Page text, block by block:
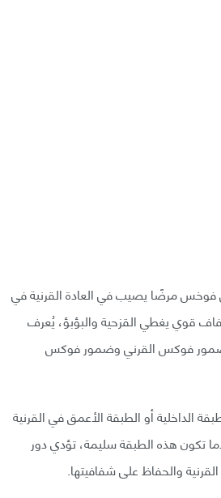
مرضًا يصيب في العادة القرنية في
قوي يغطي القزحية والبؤبؤ، يُعرف
فوكس القرني وضمور فوكس
الداخلية أو الطبقة الأعمق في القرنية
تكون هذه الطبقة سليمة، تؤدي دور
والحفاظ على شفافيتها.